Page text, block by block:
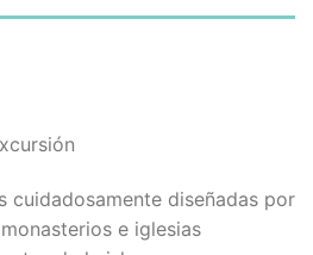
cuidadosamente diseñadas por
e iglesias